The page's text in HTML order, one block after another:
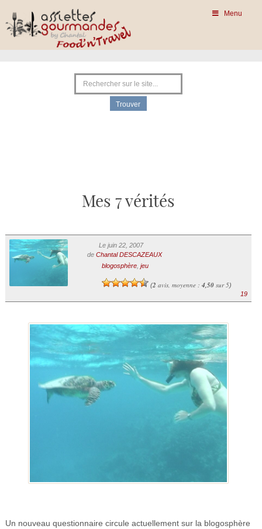
Menu
Mes 7 vérités
Le juin 22, 2007
de Chantal DESCAZEAUX
blogosphère, jeu
(2 avis, moyenne : 4,50sur 5)
19
Un nouveau questionnaire circule actuellement sur la blogosphère